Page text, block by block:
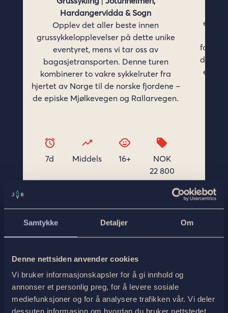
Samtykke Detaljer Om
Denne nettsiden anvender cookies
Vi bruker informasjonskapsler for å gi innhold og
annonser et personlig preg, for å levere sosiale
mediefunksjoner og for å analysere trafikken vår. Vi deler
dessuten informasjon om hvordan du bruker nettstedet